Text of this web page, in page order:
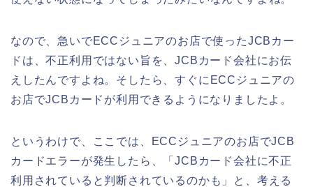
なので、急いでECCジュニアのお店で使ったJCBカー
ドは、不正利用ではない旨を、JCBカード会社にお伝
えしたんですよね。そしたら、すぐにECCジュニアの
お店でJCBカードが利用できるようになりましたよ。
というわけで、ここでは、ECCジュニアのお店でJCB
カードエラーが発生したら、「JCBカード会社に不正
利用されていると判断されているのかも」と、考える